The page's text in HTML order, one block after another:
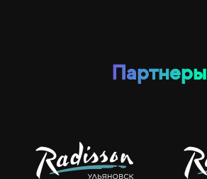
Партнеры